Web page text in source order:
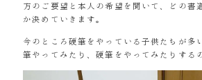
方のご要望と本人の希望を聞いて、どの書
か決めていきます。
今のところ硬筆をやっている子供たちが多
筆やってみたり、硬筆をやってみたりするの